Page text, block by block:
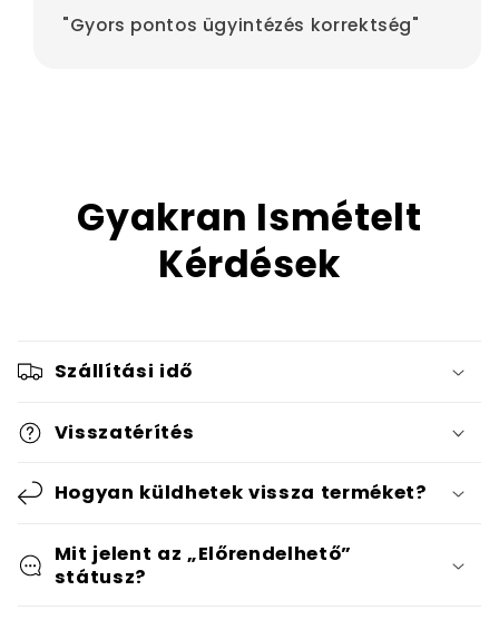
"Gyors pontos ügyintézés korrektség"
Gyakran Ismételt
Kérdések
Szállítási idő
Visszatérítés
Hogyan küldhetek vissza terméket?
Mit jelent az „Előrendelhető”
státusz?